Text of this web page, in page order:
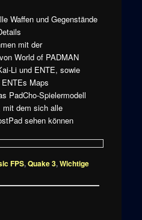
Waffen und Gegenstände
mit der
World of PADMAN
Li und ENTE, sowie
Maps
PadCho-Spielermodell
mit dem sich alle
sehen können
FPS,Quake 3,Wichtige